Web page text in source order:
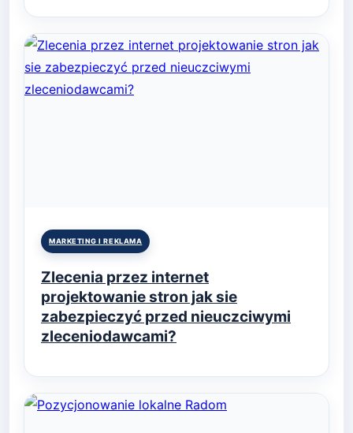
Posted
MARKETING I REKLAMA
Zlecenia przez internet
projektowanie stron jak sie
zabezpieczyć przed nieuczciwymi
zleceniodawcami?